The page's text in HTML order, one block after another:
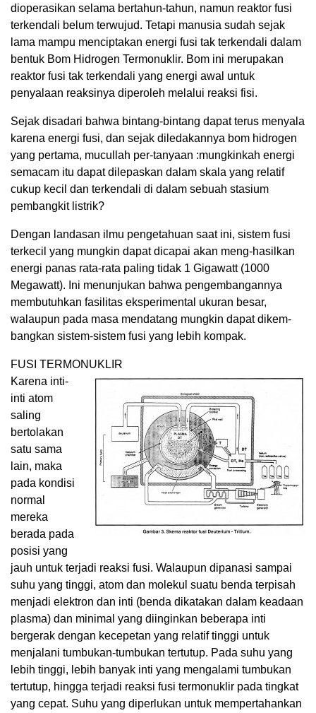
dioperasikan selama bertahun-tahun, namun reaktor fusi
terkendali belum terwujud. Tetapi manusia sudah sejak
lama mampu menciptakan energi fusi tak terkendali dalam
bentuk Bom Hidrogen Termonuklir. Bom ini merupakan
reaktor fusi tak terkendali yang energi awal untuk
penyalaan reaksinya diperoleh melalui reaksi fisi.
Sejak disadari bahwa bintang-bintang dapat terus menyala
karena energi fusi, dan sejak diledakannya bom hidrogen
yang pertama, mucullah per-tanyaan :mungkinkah energi
semacam itu dapat dilepaskan dalam skala yang relatif
cukup kecil dan terkendali di dalam sebuah stasium
pembangkit listrik?
Dengan landasan ilmu pengetahuan saat ini, sistem fusi
terkecil yang mungkin dapat dicapai akan meng-hasilkan
energi panas rata-rata paling tidak 1 Gigawatt (1000
Megawatt). Ini menunjukan bahwa pengembangannya
membutuhkan fasilitas eksperimental ukuran besar,
walaupun pada masa mendatang mungkin dapat dikem-
bangkan sistem-sistem fusi yang lebih kompak.
FUSI TERMONUKLIR
Karena inti-
inti atom
saling
bertolakan
satu sama
lain, maka
pada kondisi
normal
mereka
berada pada
posisi yang
jauh untuk terjadi reaksi fusi. Walaupun dipanasi sampai
suhu yang tinggi, atom dan molekul suatu benda terpisah
menjadi elektron dan inti (benda dikatakan dalam keadaan
plasma) dan minimal yang diinginkan beberapa inti
bergerak dengan kecepetan yang relatif tinggi untuk
menjalani tumbukan-tumbukan tertutup. Pada suhu yang
lebih tinggi, lebih banyak inti yang mengalami tumbukan
tertutup, hingga terjadi reaksi fusi termonuklir pada tingkat
yang cepat. Suhu yang diperlukan untuk mempertahankan